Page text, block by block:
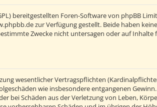
bereitgestellten Foren-Software von phpBB
zur Verfügung gestellt. Beide haben
Zwecke nicht untersagen oder auf Inhalte
wesentlicher Vertragspflichten
wie insbesondere entgangenen Gewinn.
bei Schäden aus der Verletzung von Leben,